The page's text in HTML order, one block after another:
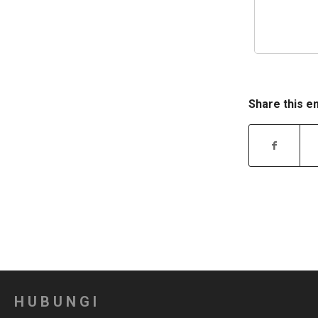
Share this
HUBUNGI